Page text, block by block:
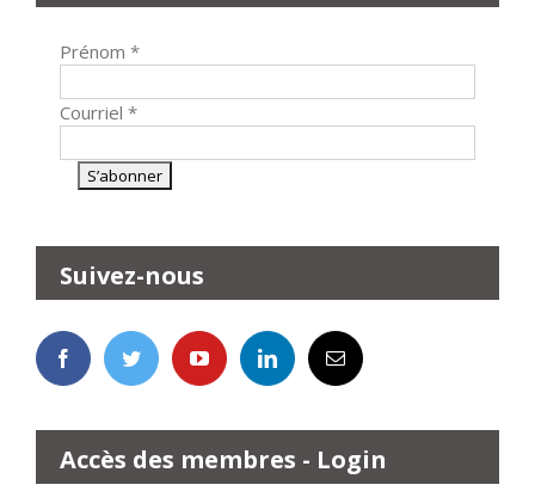
Prénom *
Courriel *
Suivez-nous
Accès des membres - Login